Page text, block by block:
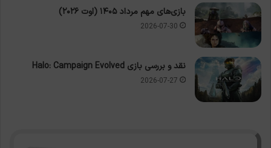
بازی‌های مهم مرداد ۱۴۰۵ (اوت ۲۰۲۶)
2026-07-30
نقد و بررسی بازی Halo: Campaign Evolved
2026-07-27